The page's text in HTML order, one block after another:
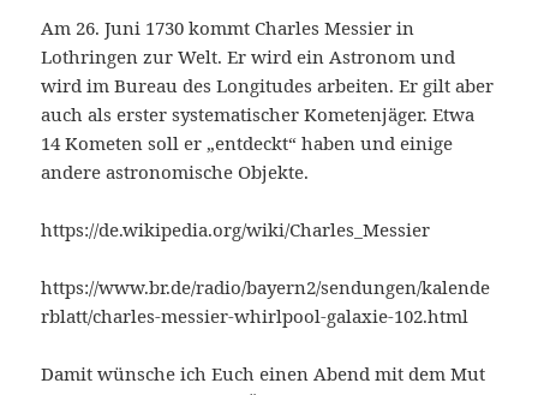
Am 26. Juni 1730 kommt Charles Messier in
Lothringen zur Welt. Er wird ein Astronom und
wird im Bureau des Longitudes arbeiten. Er gilt aber
auch als erster systematischer Kometenjäger. Etwa
14 Kometen soll er „entdeckt“ haben und einige
andere astronomische Objekte.
https://de.wikipedia.org/wiki/Charles_Messier
https://www.br.de/radio/bayern2/sendungen/kalende
rblatt/charles-messier-whirlpool-galaxie-102.html
Damit wünsche ich Euch einen Abend mit dem Mut